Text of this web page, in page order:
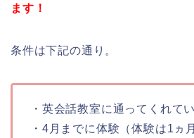
ます！
条件は下記の通り。
・英会話教室に通ってくれて
・4月までに体験（体験は1ヵ